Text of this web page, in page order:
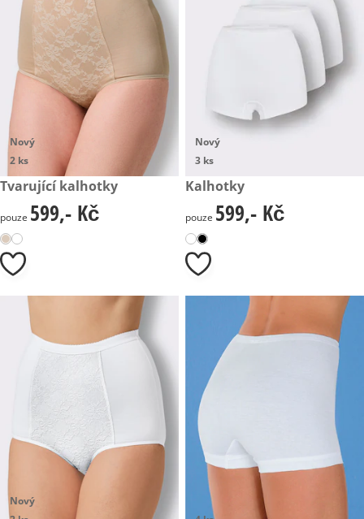
Nový
2 ks
599,- Kč
Tvarující kalhotky
599,- Kč
pouze 599,- Kč
Nový
3 ks
599,- Kč
Kalhotky
599,- Kč
pouze 599,- Kč
Nový